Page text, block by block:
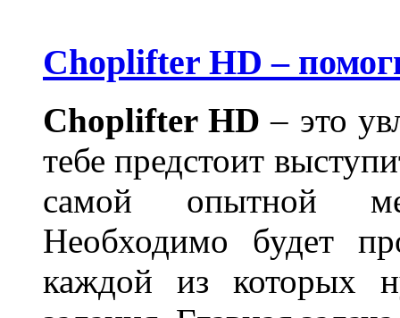
Choplifter HD –
ChoplifterHD – это
тебе предстоит
самой опытной
Необходимо будет
каждой из которых